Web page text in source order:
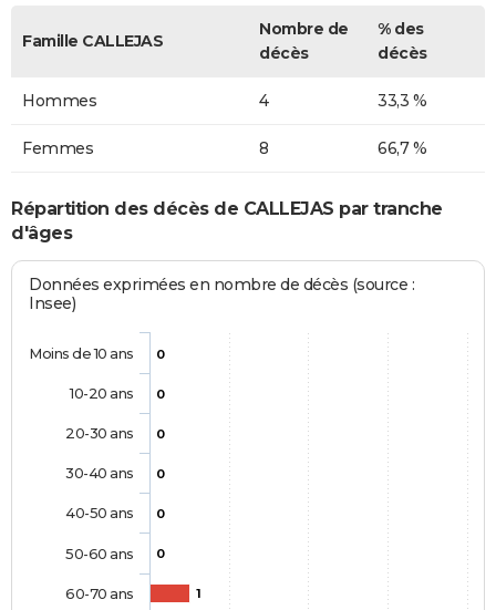
Famille CALLEJAS
Nombre de
décès
% des
décès
Hommes 4 33,3 %
Femmes 8 66,7 %
Répartition des décès de CALLEJAS par tranche
d'âges
Données exprimées en nombre de décès (source :
Insee)
0
0
0
0
0
0
1
Moins de 10 ans
10-20 ans
20-30 ans
30-40 ans
40-50 ans
50-60 ans
60-70 ans